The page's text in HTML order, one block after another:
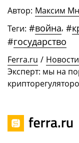
Автор: Максим
Теги: #война, #
#государство
Ferra.ru / Новости
Эксперт: мы на